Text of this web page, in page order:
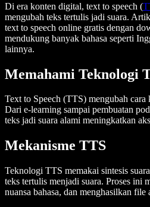
Di era konten digital, text to speech (
mengubah teks tertulis jadi suara.
text to speech online gratis dengan
mendukung banyak bahasa seperti
lainnya.
Memahami Teknologi
Text to Speech (TTS) mengubah
Dari e-learning sampai pembuatan
teks jadi suara alami meningkatkan
Mekanisme TTS
Teknologi TTS memakai sintesis
teks tertulis menjadi suara. Proses ini
nuansa bahasa, dan menghasilkan file